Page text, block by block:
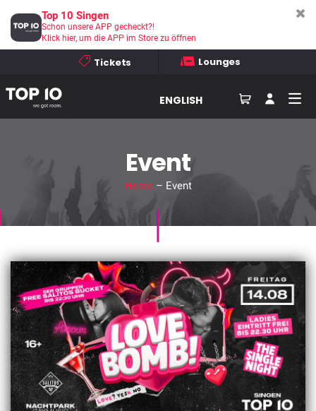
Tickets Lounges
ENGLISH
Event
Home – Event
Top 10 Singen
Schon unsere APP gecheckt?!
Klick hier, um die APP im Store zu öffnen